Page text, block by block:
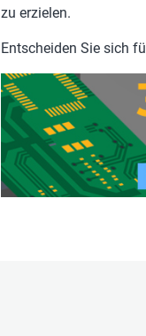
zu erzielen.
Entscheiden Sie sich